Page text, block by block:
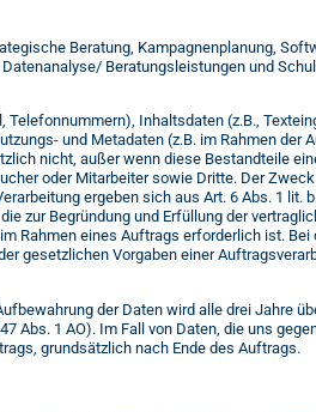
Beratung, Kampagnenplanung,
Beratungsleistungen und
Inhaltsdaten (z.B.,
und Metadaten (z.B. im Rahmen der
nicht, außer wenn diese Bestandteile
oder Mitarbeiter sowie Dritte. Der
ergeben sich aus Art. 6 Abs. 1 lit.
zur Begründung und Erfüllung der
Rahmen eines Auftrags erforderlich ist. Bei
gesetzlichen Vorgaben einer
der Daten wird alle drei Jahre
Abs. 1 AO). Im Fall von Daten, die uns
grundsätzlich nach Ende des Auftrags.